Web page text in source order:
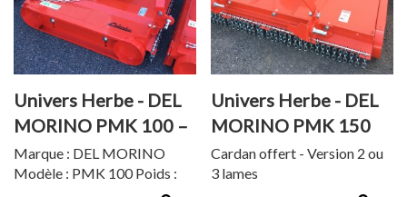
Univers Herbe - DEL
MORINO PMK 100 –
GYROBROYEUR
Marque : DEL MORINO
Modèle : PMK 100 Poids :
140 kg Largeur de travail :
Univers Herbe - DEL
MORINO PMK 150
Cardan offert - Version 2 ou
3 lames